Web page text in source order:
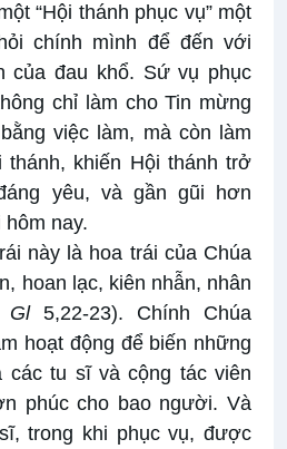
“Hội thánh phục vụ” một
chính mình để đến với
của đau khổ. Sứ vụ phục
chỉ làm cho Tin mừng
việc làm, mà còn làm
thánh, khiến Hội thánh trở
yêu, và gần gũi hơn
nay.
này là hoa trái của Chúa
hoan lạc, kiên nhẫn, nhân
Gl 5,22-23). Chính Chúa
hoạt động để biến những
các tu sĩ và cộng tác viên
phúc cho bao người. Và
trong khi phục vụ, được